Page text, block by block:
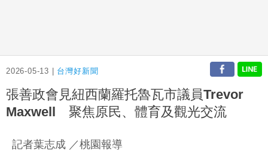
2026-05-13 | 台灣好新聞
張善政會見紐西蘭羅托魯瓦市議員Trevor
Maxwell 聚焦原民、體育及觀光交流
記者葉志成 ／桃園報導